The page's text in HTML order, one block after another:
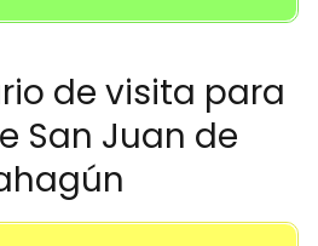
de visita para
San Juan de